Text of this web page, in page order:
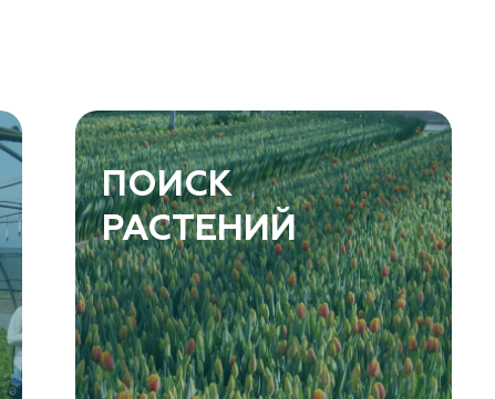
ПОИСК
РАСТЕНИЙ